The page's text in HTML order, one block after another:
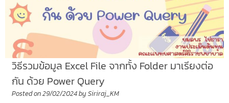
วิธีรวมข้อมูล Excel File จากทั้ง Folder มาเรียงต่อ
กัน ด้วย Power Query
Posted on29/02/2024by Siriraj_KM